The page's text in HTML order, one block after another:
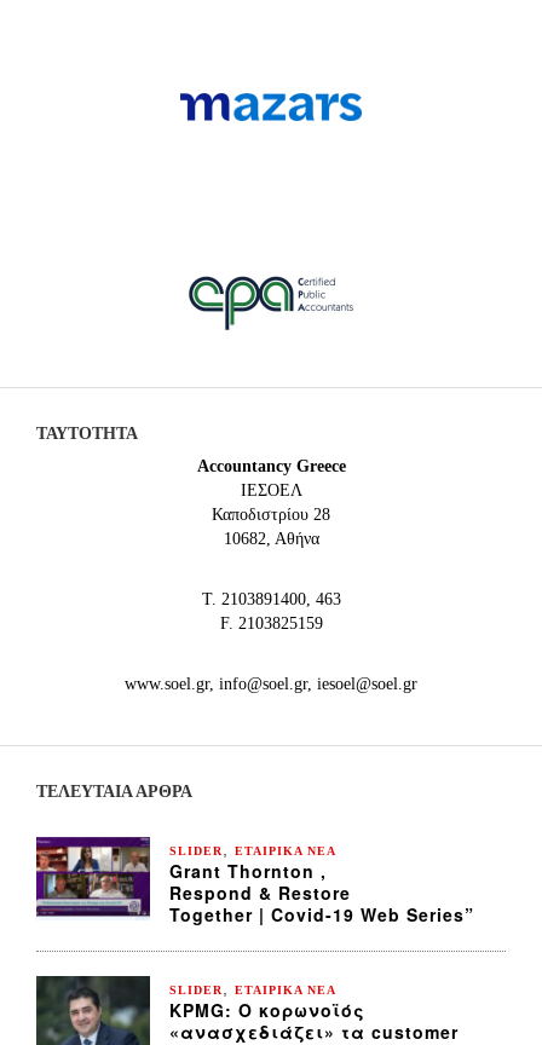
ΤΑΥΤΟΤΗΤΑ
Accountancy Greece
IEΣΟΕΛ
Καποδιστρίου 28
10682, Αθήνα
Τ. 2103891400, 463
F. 2103825159
www.soel.gr, info@soel.gr, iesoel@soel.gr
ΤΕΛΕΥΤΑΙΑ ΆΡΘΡΑ
SLIDER ΕΤΑΙΡΙΚΑ ΝΕΑ
Grant Thornton ,
Respond & Restore
Together | Covid-19 Web Series”
SLIDER ΕΤΑΙΡΙΚΑ ΝΕΑ
KPMG: Ο κορωνοϊός
«ανασχεδιάζει» τα customer